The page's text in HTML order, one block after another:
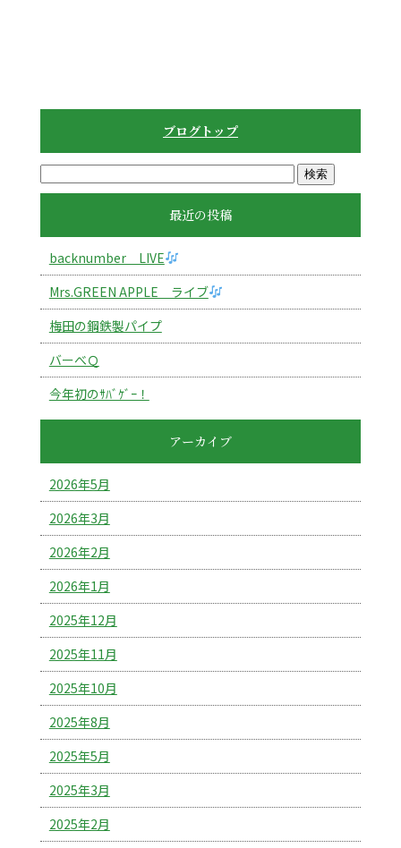
ブログトップ
最近の投稿
backnumber LIVE
Mrs.GREEN APPLE ライブ
梅田の鋼鉄製パイプ
バーべＱ
今年初のｻﾊﾞｹﾞｰ！
アーカイブ
2026年5月
2026年3月
2026年2月
2026年1月
2025年12月
2025年11月
2025年10月
2025年8月
2025年5月
2025年3月
2025年2月